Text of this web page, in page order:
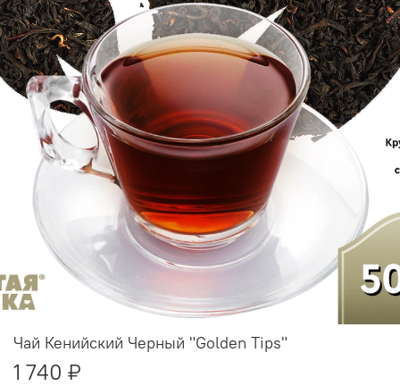
Чай Кенийский Черный "Golden Tips"
1 740 ₽